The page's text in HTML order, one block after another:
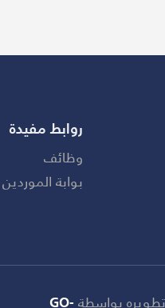
روابط مفيدة
وظائف
بوابة الموردين
GO-